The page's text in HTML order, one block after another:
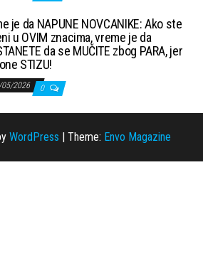
je da NAPUNE NOVCANIKE: Ako ste
u OVIM znacima, vreme je da
da se MUČITE zbog PARA, jer
STIZU!
05/2026 0
WordPress Theme: Envo Magazine